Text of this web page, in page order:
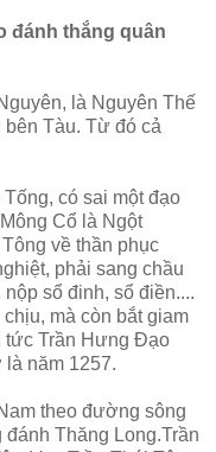
đánh thắng quân
là Nguyên Thế
Tàu. Từ đó cả
có sai một đạo
Cổ là Ngột
về thần phục
phải sang chầu
sổ đinh, sổ điền....
mà còn bắt giam
tức Trần Hưng Đạo
năm 1257.
theo đường sông
Thăng Long.Trần